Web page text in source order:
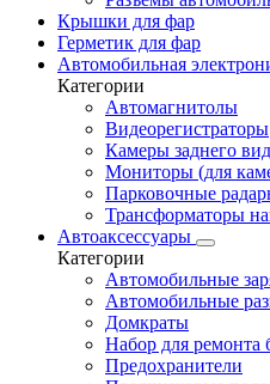
Крышки для фар
Герметик для фар
Автомобильная
Категории
Автомагнитолы
Видеорегистраторы
Камеры заднего
Мониторы (для
Парковочные
Трансформаторы
Автоаксессуары
Категории
Автомобильные
Автомобильные
Домкраты
Набор для
Предохранители